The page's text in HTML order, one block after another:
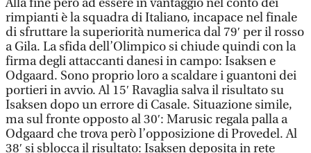
Alla fine però ad essere in vantaggio nel conto dei
rimpianti è la squadra di Italiano, incapace nel finale
di sfruttare la superiorità numerica dal 79′ per il rosso
a Gila. La sfida dell’Olimpico si chiude quindi con la
firma degli attaccanti danesi in campo: Isaksen e
Odgaard. Sono proprio loro a scaldare i guantoni dei
portieri in avvio. Al 15′ Ravaglia salva il risultato su
Isaksen dopo un errore di Casale. Situazione simile,
ma sul fronte opposto al 30′: Marusic regala palla a
Odgaard che trova però l’opposizione di Provedel. Al
38′ si sblocca il risultato: Isaksen deposita in rete